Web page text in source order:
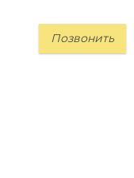
Позвонить